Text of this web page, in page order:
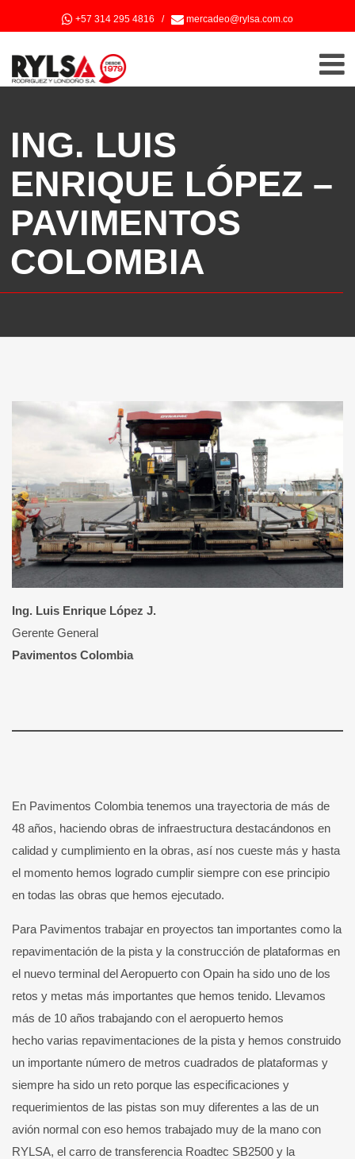
+57 314 295 4816 / mercadeo@rylsa.com.co
ING. LUIS
ENRIQUE LÓPEZ –
PAVIMENTOS
COLOMBIA
Ing. Luis Enrique López J.
Gerente General
Pavimentos Colombia
En Pavimentos Colombia tenemos una trayectoria de más de
48 años, haciendo obras de infraestructura destacándonos en
calidad y cumplimiento en la obras, así nos cueste más y hasta
el momento hemos logrado cumplir siempre con ese principio
en todas las obras que hemos ejecutado.
Para Pavimentos trabajar en proyectos tan importantes como la
repavimentación de la pista y la construcción de plataformas en
el nuevo terminal del Aeropuerto con Opain ha sido uno de los
retos y metas más importantes que hemos tenido. Llevamos
más de 10 años trabajando con el aeropuerto hemos
hecho varias repavimentaciones de la pista y hemos construido
un importante número de metros cuadrados de plataformas y
siempre ha sido un reto porque las especificaciones y
requerimientos de las pistas son muy diferentes a las de un
avión normal con eso hemos trabajado muy de la mano con
RYLSA, el carro de transferencia Roadtec SB2500 y la